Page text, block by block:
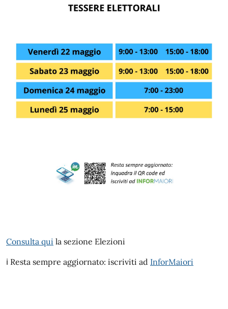
Consulta qui la sezione Elezioni
ℹ️ Resta sempre aggiornato: iscriviti ad InforMaiori